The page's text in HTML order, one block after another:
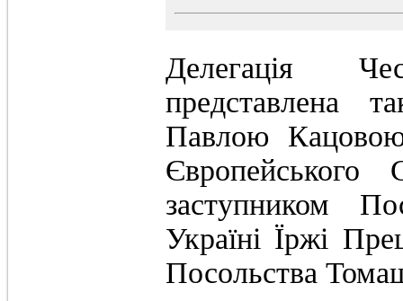
Делегація
представлена
Павлою
заступником
Україні Їржі
Посольства